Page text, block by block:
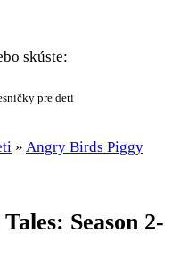
skúste:
pre deti
» Angry Birds Piggy
Season 2-